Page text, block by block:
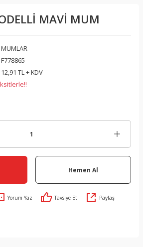
MAVİ MUM
MUMLAR
F778865
12,91 TL + KDV
Hemen Al
Yorum Yaz Tavsiye Et Paylaş